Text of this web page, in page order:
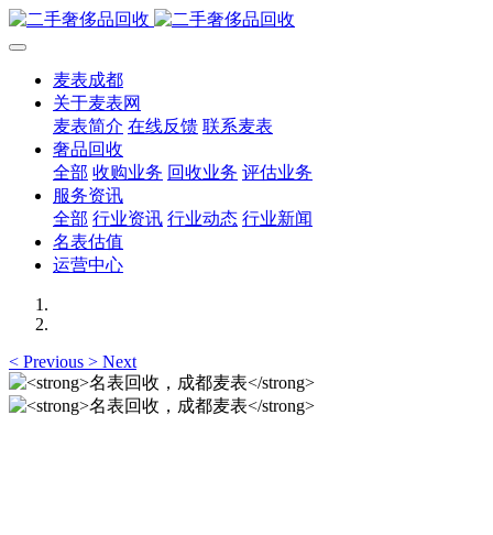
麦表成都
关于麦表网
麦表简介 在线反馈 联系麦表
奢品回收
全部 收购业务 回收业务 评估业务
服务资讯
全部 行业资讯 行业动态 行业新闻
名表估值
运营中心
< Previous > Next